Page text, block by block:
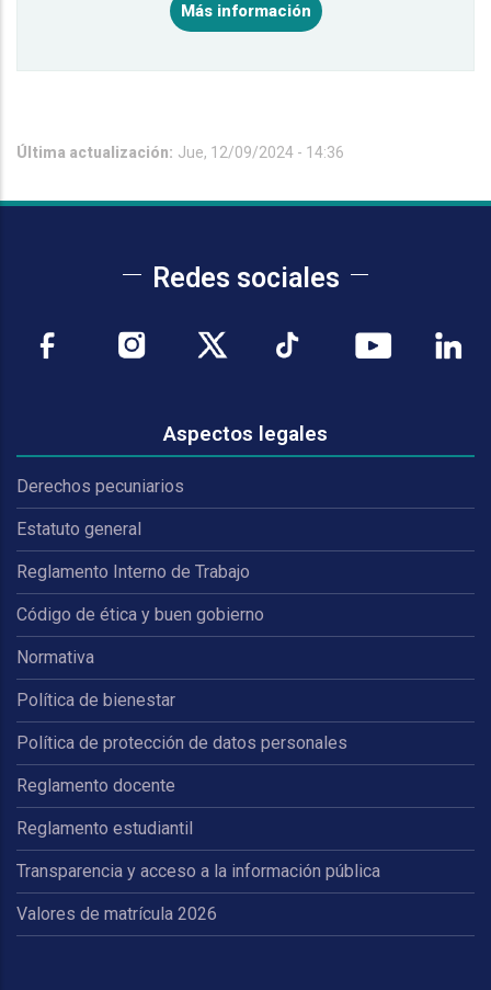
Más información
Última actualización: Jue, 12/09/2024 - 14:36
Redes sociales
Aspectos legales
Derechos pecuniarios
Estatuto general
Reglamento Interno de Trabajo
Código de ética y buen gobierno
Normativa
Política de bienestar
Política de protección de datos personales
Reglamento docente
Reglamento estudiantil
Transparencia y acceso a la información pública
Valores de matrícula 2026